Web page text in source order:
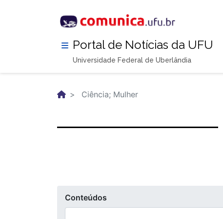
Portal de Notícias da UFU
Universidade Federal de Uberlândia
Ciência; Mulher
Conteúdos